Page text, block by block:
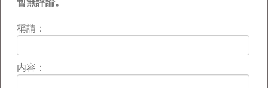
暫無評論。
稱謂：
内容：